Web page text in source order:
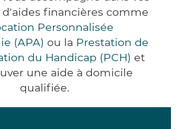
financières comme
Personnalisée
(APA) ou la Prestation de
du Handicap (PCH) et
une aide à domicile
qualifiée.